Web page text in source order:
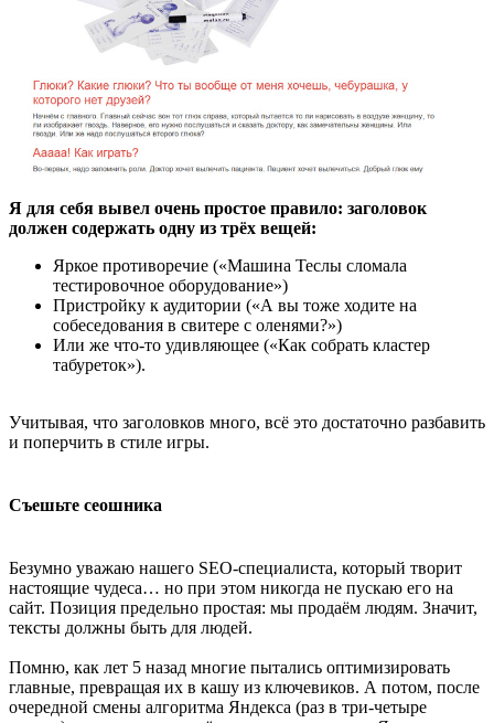
Я для себя вывел очень простое правило: заголовок
должен содержать одну из трёх вещей:
Яркое противоречие («Машина Теслы сломала
тестировочное оборудование»)
Пристройку к аудитории («А вы тоже ходите на
собеседования в свитере с оленями?»)
Или же что-то удивляющее («Как собрать кластер
табуреток»).
Учитывая, что заголовков много, всё это достаточно разбавить
и поперчить в стиле игры.
Съешьте сеошника
Безумно уважаю нашего SEO-специалиста, который творит
настоящие чудеса… но при этом никогда не пускаю его на
сайт. Позиция предельно простая: мы продаём людям. Значит,
тексты должны быть для людей.
Помню, как лет 5 назад многие пытались оптимизировать
главные, превращая их в кашу из ключевиков. А потом, после
очередной смены алгоритма Яндекса (раз в три-четыре